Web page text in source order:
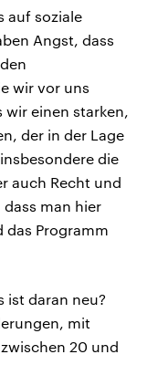
auf soziale
Angst, dass
wir vor uns
wir einen starken,
der in der Lage
die
auch Recht und
man hier
das Programm
ist daran neu?
mit
20 und